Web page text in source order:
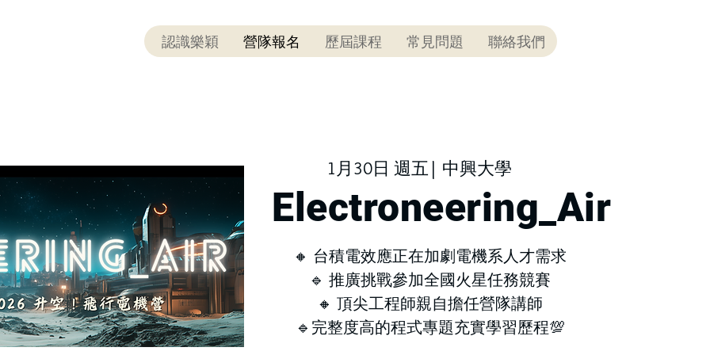
認識樂穎 營隊報名 歷屆課程 常見問題 聯絡我們
1月30日 週五| 中興大學
Electroneering_Air
🔸 台積電效應正在加劇電機系人才需求
🔹 推廣挑戰參加全國火星任務競賽
🔸 頂尖工程師親自擔任營隊講師
🔹完整度高的程式專題充實學習歷程💯